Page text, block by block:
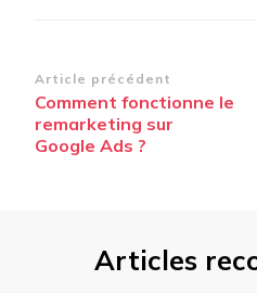
Navigation
d’article
Article précédent
Comment fonctionne le
remarketing sur
Google Ads ?
Articles